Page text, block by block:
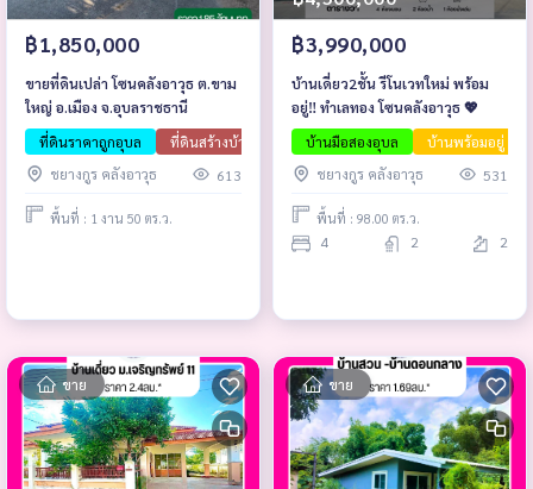
฿1,850,000
ขายที่ดินเปล่า โซนคลังอาวุธ ต.ขาม
ใหญ่ อ.เมือง จ.อุบลราชธานี
ที่ดินราคาถูกอุบล
ที่ดินสร้างบ้านขาย
อสังหาน่าลงทุน
ชยางกูร คลังอาวุธ
613
พื้นที่ : 1 งาน 50 ตร.ว.
฿3,990,000
บ้านเดี่ยว2ชั้น รีโนเวทใหม่ พร้อม
อยู่‼️ ทำเลทอง โซนคลังอาวุธ 💖
บ้านมือสองอุบล
บ้านพร้อมอยู่
ชยางกูร คลังอาวุธ
531
พื้นที่ : 98.00 ตร.ว.
4 2 2
ขาย ขาย